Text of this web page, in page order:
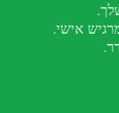
אישי.